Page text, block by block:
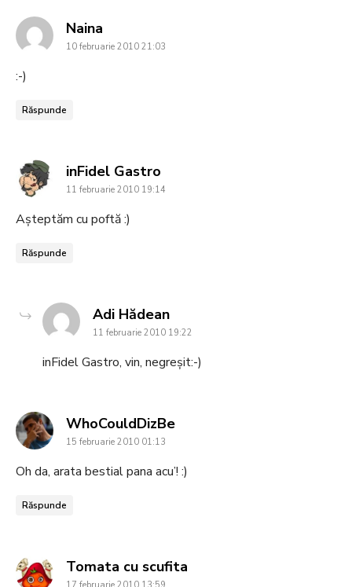
Naina
10 februarie 2010 21:03
:-)
Răspunde
inFidel Gastro
11 februarie 2010 19:14
Aşteptăm cu poftă :)
Răspunde
Adi Hădeansays:
11 februarie 2010 19:22
inFidel Gastro, vin, negreșit:-)
WhoCouldDizBesays:
15 februarie 2010 01:13
Oh da, arata bestial pana acu’! :)
Răspunde
Tomata cu scufita